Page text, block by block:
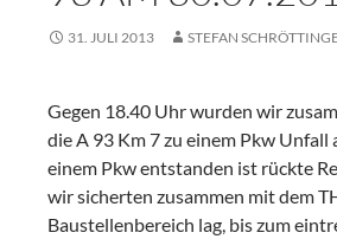
31. JULI 2013 STEFAN
Gegen 18.40 Uhr wurden wir
die A 93 Km 7 zu einem Pkw Unfall
einem Pkw entstanden ist rückte
wir sicherten zusammen mit dem
Baustellenbereich lag, bis zum